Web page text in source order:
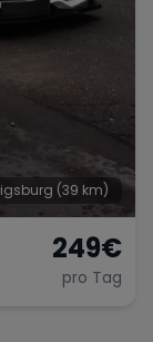
(39 km)
249€
pro Tag